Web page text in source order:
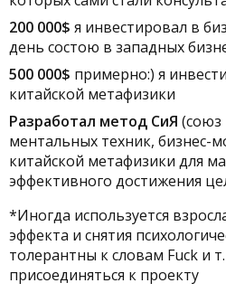
200 000$ я инвестировал в
день состою в западных
500 000$ примерно:) я
китайской метафизики
Разработал метод СиЯ (союз
ментальных техник, бизнес-
китайской метафизики для
эффективного достижения
*Иногда используется
эффекта и снятия
толерантны к словам Fuck и
присоединяться к проекту